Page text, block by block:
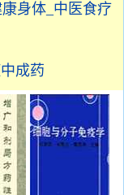
身体_中医食疗
成药